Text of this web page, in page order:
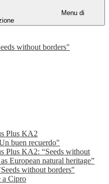
Menu di
without borders"
Plus KA2
buen recuerdo"
Plus KA2: “Seeds without
European natural heritage”
without borders"
a Cipro